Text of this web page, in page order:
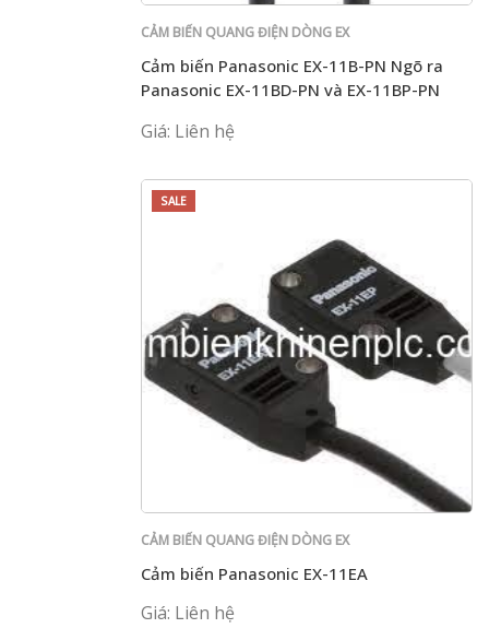
CẢM BIẾN QUANG ĐIỆN DÒNG EX
Cảm biến Panasonic EX-11B-PN Ngõ ra
Panasonic EX-11BD-PN và EX-11BP-PN
Giá: Liên hệ
SALE
CẢM BIẾN QUANG ĐIỆN DÒNG EX
Cảm biến Panasonic EX-11EA
Giá: Liên hệ